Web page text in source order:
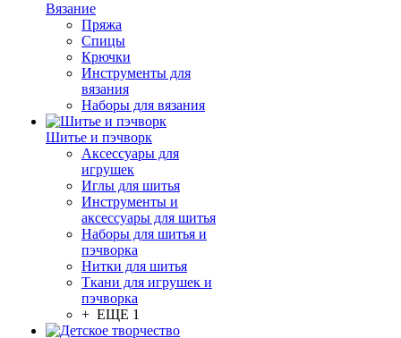
Вязание
Пряжа
Спицы
Крючки
Инструменты для
вязания
Наборы для вязания
Шитье и пэчворк
Аксессуары для
игрушек
Иглы для шитья
Инструменты и
аксессуары для шитья
Наборы для шитья и
пэчворка
Нитки для шитья
Ткани для игрушек и
пэчворка
+ ЕЩЕ 1